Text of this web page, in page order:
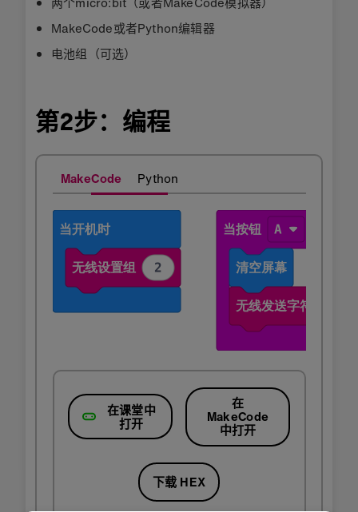
MakeCode或者Python编辑器
电池组（可选）
第2步：编程
MakeCode Python
在课堂中
打开
在
MakeCode
中打开
下载 HEX